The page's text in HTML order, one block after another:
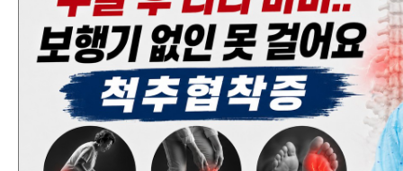
척추관협착증 한방치료
비용과 실손보험 잘 이용
하는 법